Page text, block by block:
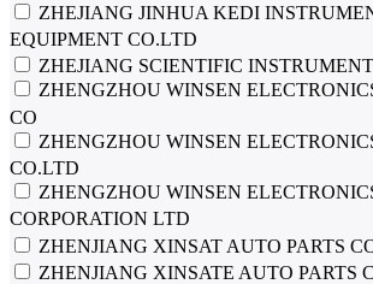
ZHEJIANG JINHUA KEDI
EQUIPMENT CO.LTD
ZHEJIANG SCIENTIFIC
ZHENGZHOU WINSEN
CO
ZHENGZHOU WINSEN
CO.LTD
ZHENGZHOU WINSEN
CORPORATION LTD
ZHENJIANG XINSAT AUTO PARTS
ZHENJIANG XINSATE AUTO PARTS